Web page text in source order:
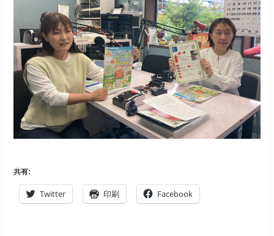
共有:
Twitter 印刷 Facebook